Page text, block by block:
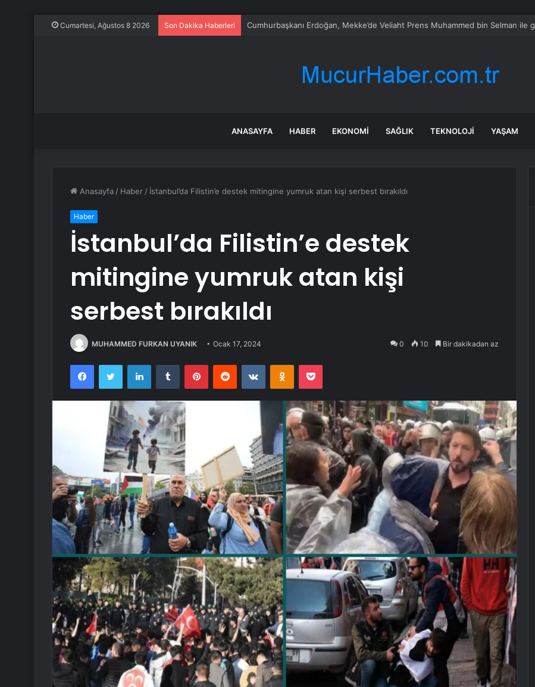
Cumartesi, Ağustos 8 2026 Son Dakika Haberleri Araç alımında ÖTV düzenlemesi: Vatandaşlar bayilere akın etti
ANASAYFA HABER EKONOMI SAĞLIK TEKNOLOJI YAŞAM
Anasayfa / Haber / İstanbul’da Filistin’e destek mitingine yumruk atan kişi serbest bırakıldı
Haber
İstanbul’da Filistin’e destek
mitingine yumruk atan kişi
serbest bırakıldı
MUHAMMED FURKAN UYANIK Ocak 17, 2024 0 10 Bir dakikadan az
FacebookTwitter LinkedInTumblr PinterestReddit VKontakteOdnoklassniki
Pocket